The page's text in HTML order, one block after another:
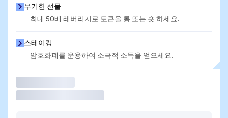
무기한 선물
최대 50배 레버리지로 토큰을 롱 또는 숏 하세요.
스테이킹
암호화폐를 운용하여 소극적 소득을 얻으세요.